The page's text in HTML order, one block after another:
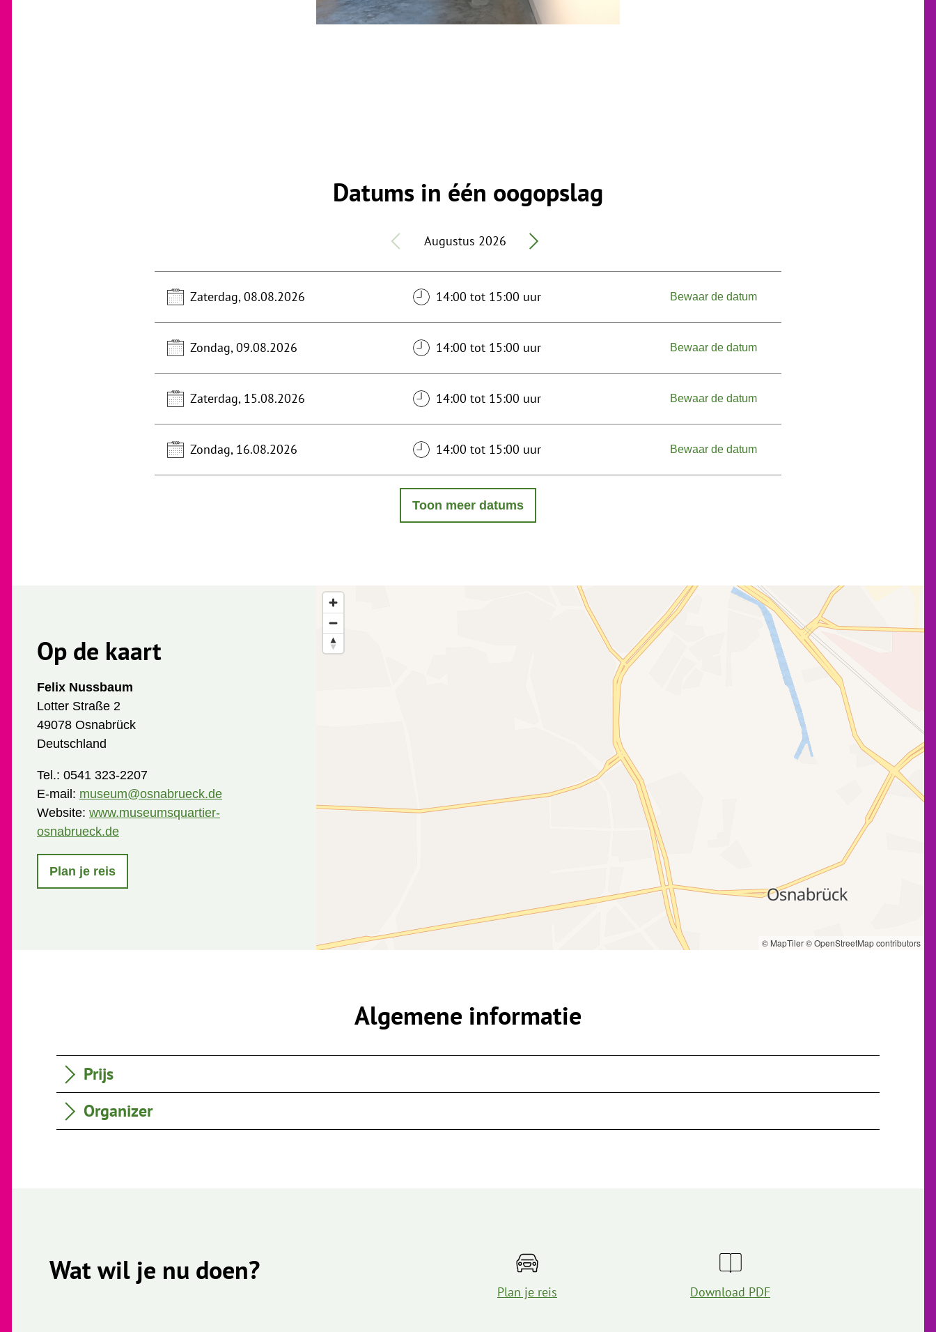
Datums in één oogopslag
Augustus 2026
Zaterdag, 08.08.2026 14:00 tot 15:00 uur Bewaar de datum
Zondag, 09.08.2026 14:00 tot 15:00 uur Bewaar de datum
Zaterdag, 15.08.2026 14:00 tot 15:00 uur Bewaar de datum
Zondag, 16.08.2026 14:00 tot 15:00 uur Bewaar de datum
Toon meer datums
Op de kaart
Felix Nussbaum
Lotter Straße 2
49078 Osnabrück
Deutschland
Tel.: 0541 323-2207
E-mail: museum@osnabrueck.de
Website: www.museumsquartier-
osnabrueck.de
Plan je reis
© MapTiler© OpenStreetMap contributors
Algemene informatie
Prijs
Organizer
Wat wil je nu doen?
Plan je reis Download PDF